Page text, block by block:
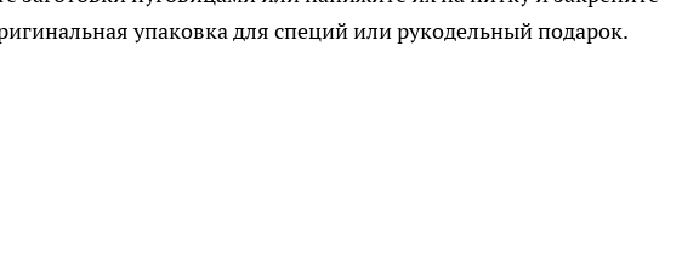
упаковка для специй или рукодельный подарок.